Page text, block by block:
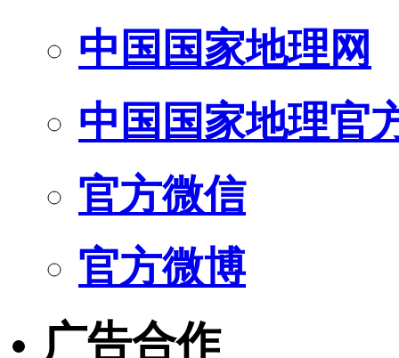
中国国家地理网
中国国家地理官
官方微信
官方微博
广告合作